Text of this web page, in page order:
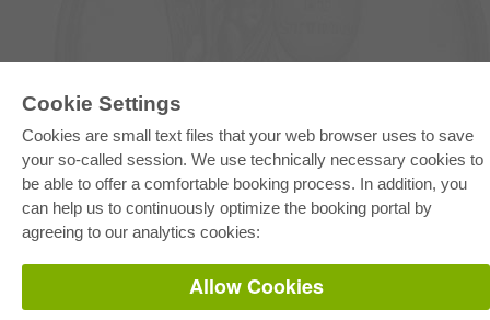
Cookie Settings
Cookies are small text files that your web browser uses to save
your so-called session. We use technically necessary cookies to
be able to offer a comfortable booking process. In addition, you
can help us to continuously optimize the booking portal by
agreeing to our analytics cookies:
Allow Cookies
E-COLLECTION
Full Package
Department Packages
Pick & Choose
E-Book Delivery
Frequently Asked Questions (FAQ)
ONLINE STORE
Terms